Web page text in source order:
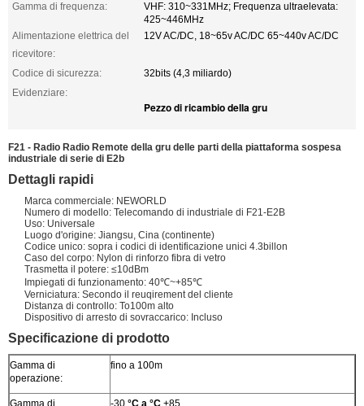
Gamma di frequenza:
VHF: 310~331MHz; Frequenza ultraelevata:
425~446MHz
Alimentazione elettrica del
ricevitore:
12V AC/DC, 18~65v AC/DC 65~440v AC/DC
Codice di sicurezza:
32bits (4,3 miliardo)
Evidenziare:
Pezzo di ricambio della gru
F21 - Radio Radio Remote della gru delle parti della piattaforma sospesa
industriale di serie di E2b
Dettagli rapidi
Marca commerciale: NEWORLD
Numero di modello: Telecomando di industriale di F21-E2B
Uso: Universale
Luogo d'origine: Jiangsu, Cina (continente)
Codice unico: sopra i codici di identificazione unici 4.3billon
Caso del corpo: Nylon di rinforzo fibra di vetro
Trasmetta il potere: ≤10dBm
Impiegati di funzionamento: 40℃~+85℃
Verniciatura: Secondo il reuqirement del cliente
Distanza di controllo: To100m alto
Dispositivo di arresto di sovraccarico: Incluso
Specificazione di prodotto
Gamma di
operazione:
fino a 100m
Gamma di
-30 °C a °C +85